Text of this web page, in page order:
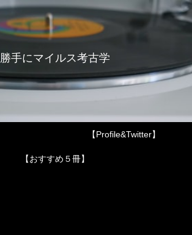
勝手にマイルス考古学
【Profile&Twitter】
【おすすめ５冊】